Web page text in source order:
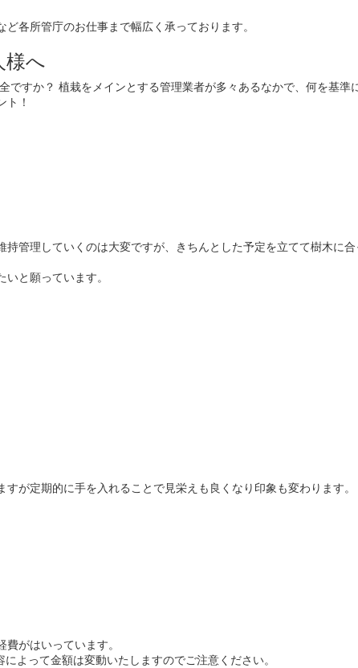
各所管庁のお仕事まで幅広く承っております。
様へ
すか？ 植栽をメインとする管理業者が多々あるなかで、何を基準
！
管理していくのは大変ですが、きちんとした予定を立てて樹木に
と願っています。
が定期的に手を入れることで見栄えも良くなり印象も変わります。
がはいっています。
よって金額は変動いたしますのでご注意ください。